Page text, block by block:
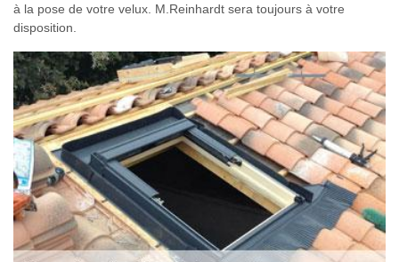
à la pose de votre velux. M.Reinhardt sera toujours à votre
disposition.